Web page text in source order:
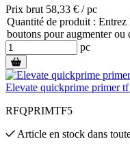
Prix brut 58,33 € / pc
Quantité de produit : Entrez
boutons pour augmenter ou
pc
Elevate quickprime primer
RFQPRIMTF5
Article en stock dans